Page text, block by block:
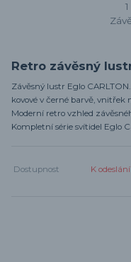
Retro závěsný
Závěsný lustr Eglo
kovové v černé barvě,
Moderní retro vzhled
Kompletní série svítidel Eglo
Dostupnost K